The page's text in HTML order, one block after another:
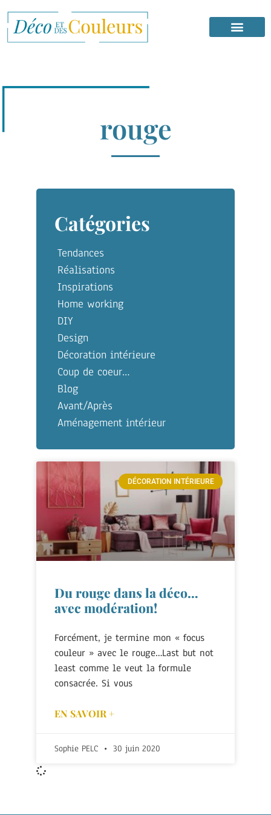
rouge
Catégories
Tendances
Réalisations
Inspirations
Home working
DIY
Design
Décoration intérieure
Coup de coeur…
Blog
Avant/Après
Aménagement intérieur
DÉCORATION INTÉRIEURE
Du rouge dans la déco…
avec modération!
Forcément, je termine mon « focus
couleur » avec le rouge…Last but not
least comme le veut la formule
consacrée. Si vous
EN SAVOIR +
Sophie PELC 30 juin 2020